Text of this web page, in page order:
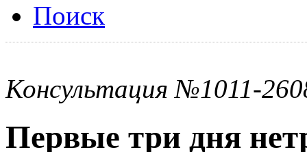
Поиск
Консультация №1011-
Первые три дня